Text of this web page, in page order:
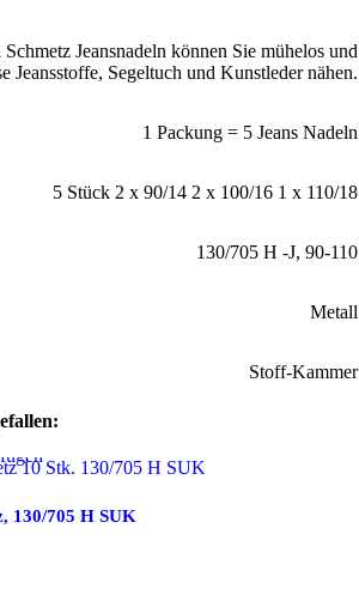
Jeansnadeln können Sie mühelos und
Jeansstoffe, Segeltuch und Kunstleder nähen.
1 Packung = 5 Jeans Nadeln
5 Stück 2 x 90/14 2 x 100/16 1 x 110/18
130/705 H -J, 90-110
Metall
Stoff-Kammer
130/705 H SUK